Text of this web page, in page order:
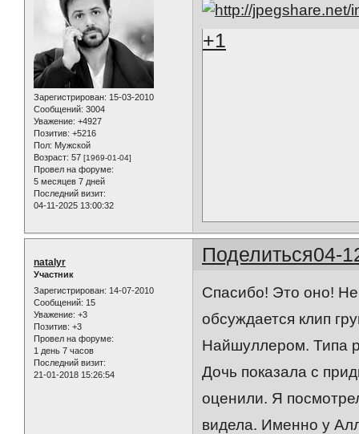
Зарегистрирован: 15-03-2010
Сообщений: 3004
Уважение: +4927
Позитив: +5216
Пол: Мужской
Возраст: 57 [1969-01-04]
Провел на форуме:
5 месяцев 7 дней
Последний визит:
04-11-2025 13:00:32
+1
Поделиться04-
natalyr
Участник
Зарегистрирован: 14-07-2010
Сообщений: 15
Уважение: +3
Позитив: +3
Провел на форуме:
1 день 7 часов
Последний визит:
21-01-2018 15:26:54
Спасибо! Это оно! Не
обсуждается клип
Найшуллером. Типа
Дочь показала с
оценили. Я
видела. Именно у